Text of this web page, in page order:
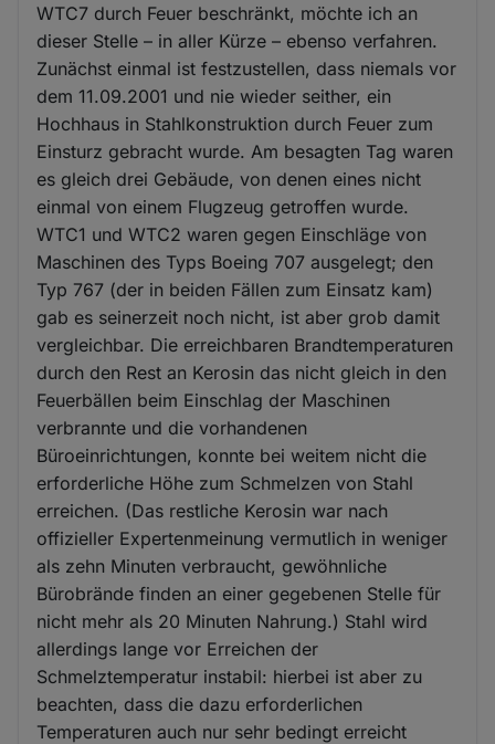
WTC7 durch Feuer beschränkt, möchte ich an
dieser Stelle – in aller Kürze – ebenso verfahren.
Zunächst einmal ist festzustellen, dass niemals vor
dem 11.09.2001 und nie wieder seither, ein
Hochhaus in Stahlkonstruktion durch Feuer zum
Einsturz gebracht wurde. Am besagten Tag waren
es gleich drei Gebäude, von denen eines nicht
einmal von einem Flugzeug getroffen wurde.
WTC1 und WTC2 waren gegen Einschläge von
Maschinen des Typs Boeing 707 ausgelegt; den
Typ 767 (der in beiden Fällen zum Einsatz kam)
gab es seinerzeit noch nicht, ist aber grob damit
vergleichbar. Die erreichbaren Brandtemperaturen
durch den Rest an Kerosin das nicht gleich in den
Feuerbällen beim Einschlag der Maschinen
verbrannte und die vorhandenen
Büroeinrichtungen, konnte bei weitem nicht die
erforderliche Höhe zum Schmelzen von Stahl
erreichen. (Das restliche Kerosin war nach
offizieller Expertenmeinung vermutlich in weniger
als zehn Minuten verbraucht, gewöhnliche
Bürobrände finden an einer gegebenen Stelle für
nicht mehr als 20 Minuten Nahrung.) Stahl wird
allerdings lange vor Erreichen der
Schmelztemperatur instabil: hierbei ist aber zu
beachten, dass die dazu erforderlichen
Temperaturen auch nur sehr bedingt erreicht